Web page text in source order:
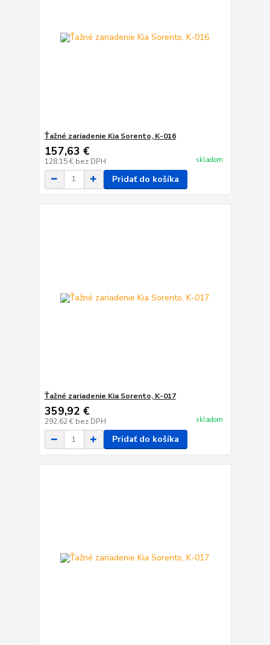
Ťažné zariadenie Kia Sorento, K-016
157,63 €
128,15 € bez DPH skladom
Pridať do košíka
Ťažné zariadenie Kia Sorento, K-017
359,92 €
292,62 € bez DPH skladom
Pridať do košíka